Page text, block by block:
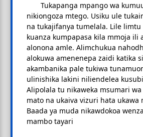
Tukapanga mpango wa
nikiongoza mtego. Usiku ule
na tukajifanya tumelala. Lile
kuanza kumpapasa kila mmoja ili
alonona amle. Alimchukua
alokuwa amenenepa zaidi katika
akambanika pale tukiwa
ulinishika lakini niliendelea
Alipolala tu nikaweka msumari
mato na ukaiva vizuri hata ukawa
Baada ya muda nikawdokoa
mambo tayari